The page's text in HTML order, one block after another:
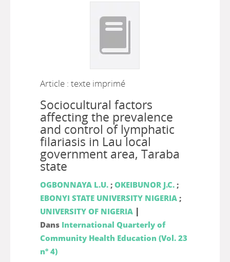
Article : texte imprimé
Sociocultural factors
affecting the prevalence
and control of lymphatic
filariasis in Lau local
government area, Taraba
state
OGBONNAYA L.U.; OKEIBUNOR J.C.;
EBONYI STATE UNIVERSITY NIGERIA;
UNIVERSITY OF NIGERIA |
Dans International Quarterly of
Community Health Education (Vol. 23
n° 4)